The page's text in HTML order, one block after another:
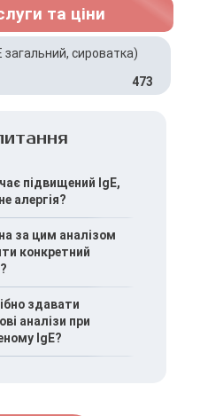
та ціни
загальний, сироватка)
473
підвищений IgE,
алергія?
але показник
і при
тому
разом з
за цим аналізом
конкретний
IgE показує
до алергії, але
конкретний
здавати
аналізи при
IgE?